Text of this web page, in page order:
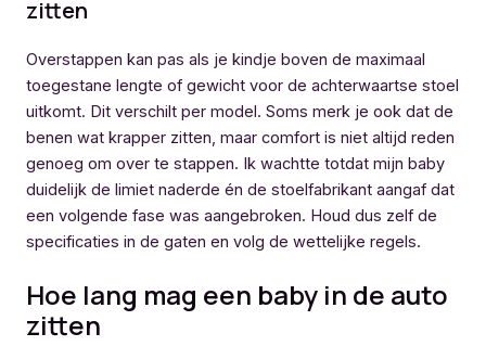
zitten
Overstappen kan pas als je kindje boven de maximaal
toegestane lengte of gewicht voor de achterwaartse stoel
uitkomt. Dit verschilt per model. Soms merk je ook dat de
benen wat krapper zitten, maar comfort is niet altijd reden
genoeg om over te stappen. Ik wachtte totdat mijn baby
duidelijk de limiet naderde én de stoelfabrikant aangaf dat
een volgende fase was aangebroken. Houd dus zelf de
specificaties in de gaten en volg de wettelijke regels.
Hoe lang mag een baby in de auto
zitten